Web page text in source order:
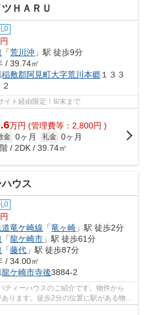
ＨＡＲＵ
0
「荒川沖 」駅 徒歩9分
/ 39.74㎡
稲敷郡阿見町大字荒川本郷 １３３
ト経由限定！8/末まで
万円 (管理費等：2,800円 )
金 0ヶ月 礼金 0ヶ月
/ 2DK / 39.74㎡
ウス
0
道竜ケ崎線 「竜ヶ崎 」駅 徒歩2分
「龍ケ崎市 」駅 徒歩61分
「藤代 」駅 徒歩87分
/ 34.00㎡
龍ケ崎市寺後3884-2
ティーハウスのご紹介です。物件から
ります。徒歩2分の位置に駅がある物件
チオシ...